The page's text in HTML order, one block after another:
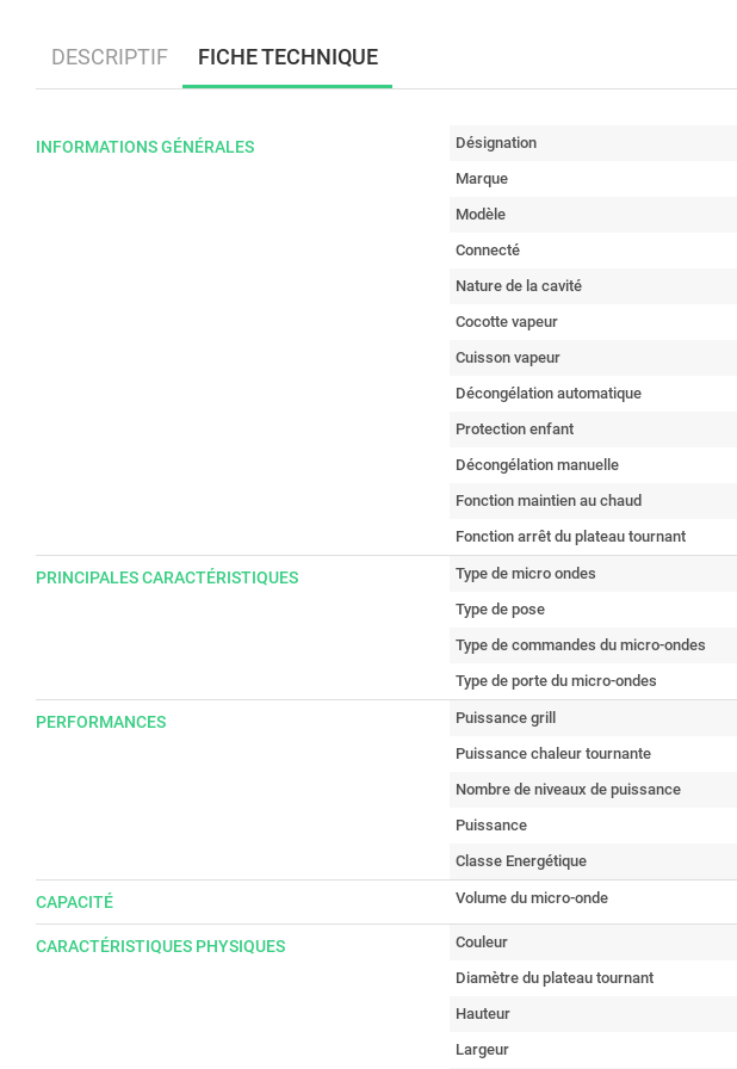
DESCRIPTIF FICHE TECHNIQUE
INFORMATIONS GÉNÉRALES Désignation
Marque
Modèle
Connecté
Nature de la cavité
Cocotte vapeur
Cuisson vapeur
Décongélation automatique
Protection enfant
Décongélation manuelle
Fonction maintien au chaud
Fonction arrêt du plateau tournant
PRINCIPALES CARACTÉRISTIQUES Type de micro ondes
Type de pose
Type de commandes du micro-ondes
Type de porte du micro-ondes
PERFORMANCES Puissance grill
Puissance chaleur tournante
Nombre de niveaux de puissance
Puissance
Classe Energétique
CAPACITÉ Volume du micro-onde
CARACTÉRISTIQUES PHYSIQUES Couleur
Diamètre du plateau tournant
Hauteur
Largeur